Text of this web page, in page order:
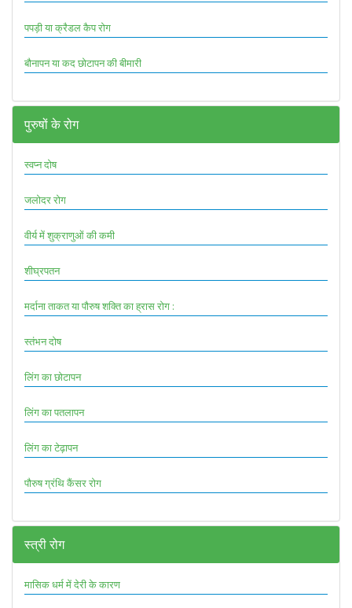
पपड़ी या क्रैडल कैप रोग
बौनापन या कद छोटापन की बीमारी
पुरुषों के रोग
स्वप्न दोष
जलोदर रोग
वीर्य में शुक्राणुओं की कमी
शीघ्रपतन
मर्दाना ताकत या पौरुष शक्ति का ह्रास रोग :
स्तंभन दोष
लिंग का छोटापन
लिंग का पतलापन
लिंग का टेढ़ापन
पौरुष ग्रंथि कैंसर रोग
स्त्री रोग
मासिक धर्म में देरी के कारण